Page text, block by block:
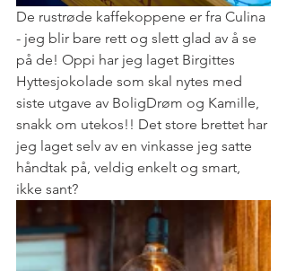
De rustrøde kaffekoppene er fra Culina
- jeg blir bare rett og slett glad av å se
på de! Oppi har jeg laget Birgittes
Hyttesjokolade som skal nytes med
siste utgave av BoligDrøm og Kamille,
snakk om utekos!! Det store brettet har
jeg laget selv av en vinkasse jeg satte
håndtak på, veldig enkelt og smart,
ikke sant?